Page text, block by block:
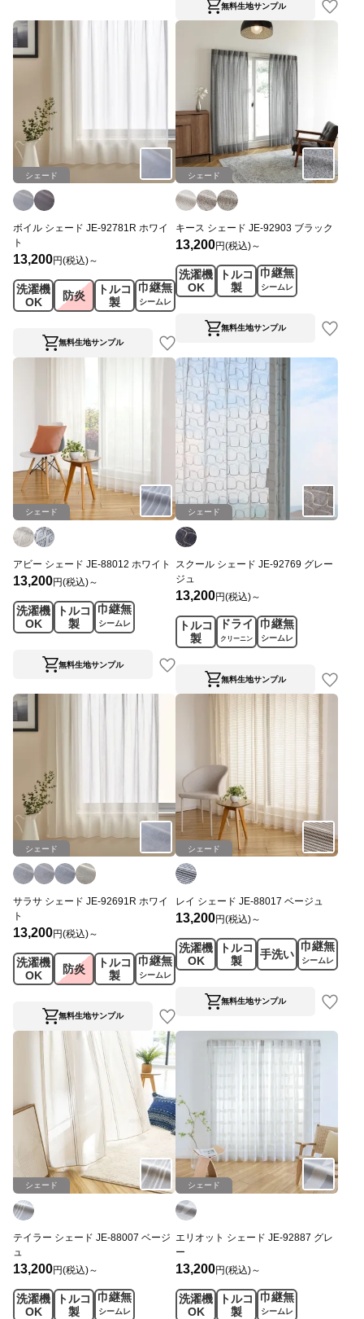
無料生地サンプル
シェード
ボイル シェード JE-92781R ホワイ
ト
13,200円(税込)～
洗濯機
OK
防炎
トルコ
製
巾継無
シームレ
ス
無料生地サンプル
シェード
キース シェード JE-92903 ブラック
13,200円(税込)～
洗濯機
OK
トルコ
製
巾継無
シームレ
ス
無料生地サンプル
シェード
アビー シェード JE-88012 ホワイト
13,200円(税込)～
洗濯機
OK
トルコ
製
巾継無
シームレ
ス
無料生地サンプル
シェード
スクール シェード JE-92769 グレー
ジュ
13,200円(税込)～
トルコ
製
ドライ
クリーニン
巾継無
シームレ
ス
無料生地サンプル
シェード
サラサ シェード JE-92691R ホワイ
ト
13,200円(税込)～
洗濯機
OK
防炎
トルコ
製
巾継無
シームレ
ス
無料生地サンプル
シェード
レイ シェード JE-88017 ベージュ
13,200円(税込)～
洗濯機
OK
トルコ
製
手洗い
巾継無
シームレ
ス
無料生地サンプル
シェード
テイラー シェード JE-88007 ベージ
ュ
13,200円(税込)～
洗濯機
OK
トルコ
製
巾継無
シームレ
シェード
エリオット シェード JE-92887 グレ
ー
13,200円(税込)～
洗濯機
OK
トルコ
製
巾継無
シームレ